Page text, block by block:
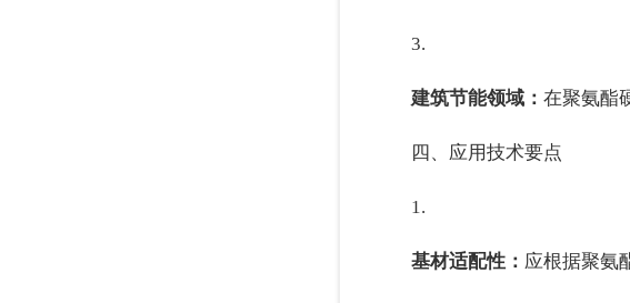
3.
建筑节能领域： 在聚氨酯
四、应用技术要点
1.
基材适配性： 应根据聚氨